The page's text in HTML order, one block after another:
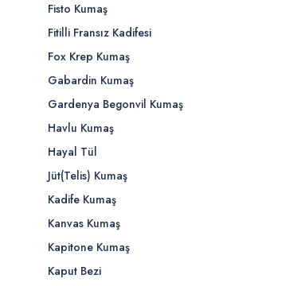
Fisto Kumaş
Fitilli Fransız Kadifesi
Fox Krep Kumaş
Gabardin Kumaş
Gardenya Begonvil Kumaş
Havlu Kumaş
Hayal Tül
Jüt(Telis) Kumaş
Kadife Kumaş
Kanvas Kumaş
Kapitone Kumaş
Kaput Bezi